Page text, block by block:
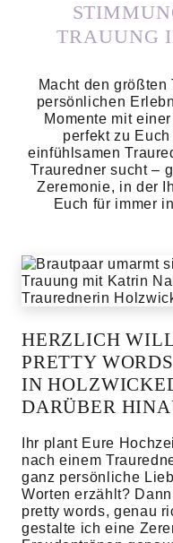
TRAUUNG
Macht den
persönlichen
Momente mit
perfekt zu
einfühlsamen
Trauredner sucht –
Zeremonie, in der
Euch für immer
HERZLICH
PRETTY
IN
DARÜBER
Ihr plant Eure
nach einem
ganz persönliche
Worten erzählt?
pretty words, genau
gestalte ich eine